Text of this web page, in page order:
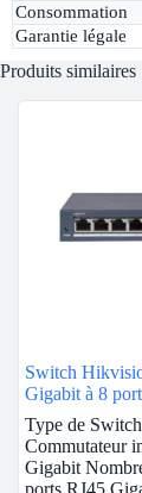
Consommation
Garantie légale
Produits similaires
Switch
Gigabit à 8
Type de
Commutateur
Gigabit
ports RJ45